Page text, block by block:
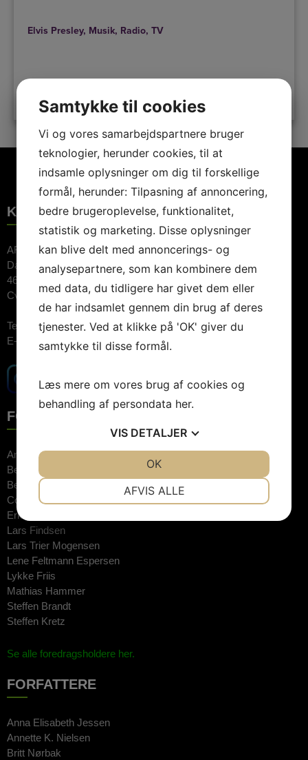
Elvis Presley, Musik, Radio, TV
KONTAKTINFORMATION
ARTE Booking ApS
Dalvej 11
4690 Haslev
Cvr.nr: 26744520
Telefon:3848 1400 (09.00-15.00)
E-mail:booking@artebooking.dk
FOREDRAGSHOLDERE
Anne Hjernøe
Bente Klarlund
Bertel Haarder
Connie Hedegaard
Erkan Özden
Lars Findsen
Lars Trier Mogensen
Lene Feltmann Espersen
Lykke Friis
Mathias Hammer
Steffen Brandt
Steffen Kretz
Se alle foredragsholdere her.
FORFATTERE
Anna Elisabeth Jessen
Annette K. Nielsen
Britt Nørbak
Samtykke til cookies
Vi og vores samarbejdspartnere bruger
teknologier, herunder cookies, til at
indsamle oplysninger om dig til forskellige
formål, herunder: Tilpasning af annoncering,
bedre brugeroplevelse, funktionalitet,
statistik og marketing. Disse oplysninger
kan blive delt med annoncerings- og
analysepartnere, som kan kombinere dem
med data, du tidligere har givet dem eller
de har indsamlet gennem din brug af deres
tjenester. Ved at klikke på 'OK' giver du
samtykke til disse formål.
Læs mere om vores brug af cookies og
behandling af persondata her.
VIS DETALJER
AFVIS ALLE
OK